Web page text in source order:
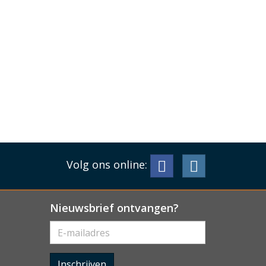
Volg ons online:
Nieuwsbrief ontvangen?